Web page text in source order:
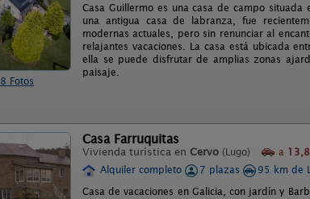
8 Fotos
Casa Guillermo es una casa de campo
una antigua casa de labranza, fue
modernas actuales, pero sin renunciar al
relajantes vacaciones. La casa está ubicada
ella se puede disfrutar de amplias zonas
paisaje.
Casa Farruquitas
Vivienda turística en Cervo (Lugo) a
Alquiler completo
7 plazas
95 km de
Casa de vacaciones en Galicia, con jardín y